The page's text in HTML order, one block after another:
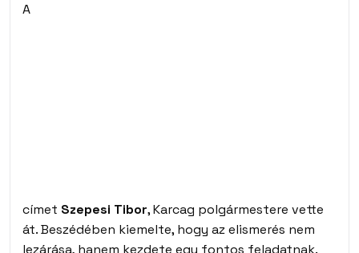
A
címet Szepesi Tibor, Karcag polgármestere vette
át. Beszédében kiemelte, hogy az elismerés nem
lezárása, hanem kezdete egy fontos feladatnak.